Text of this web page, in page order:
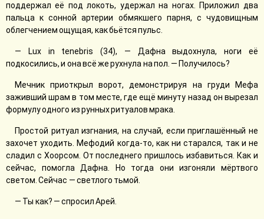
поддержал её под локоть, удержал на ногах. Приложил два
пальца к сонной артерии обмякшего парня, с чудовищным
облегчением ощущая, как бьётся пульс.
— Lux in tenebris (34), — Дафна выдохнула, ноги её
подкосились, и она всё же рухнула на пол. — Получилось?
Мечник приоткрыл ворот, демонстрируя на груди Мефа
заживший шрам в том месте, где ещё минуту назад он вырезал
формулу одного из рунных ритуалов мрака.
Простой ритуал изгнания, на случай, если приглашённый не
захочет уходить. Мефодий когда-то, как ни старался, так и не
сладил с Хоорсом. От последнего пришлось избавиться. Как и
сейчас, помогла Дафна. Но тогда они изгоняли мёртвого
светом. Сейчас — светлого тьмой.
— Ты как? — спросил Арей.